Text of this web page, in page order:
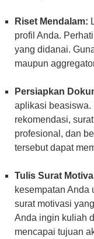
Riset Mendalam:
profil Anda.
yang didanai.
maupun
Persiapkan
aplikasi beasiswa.
rekomendasi,
profesional, dan
tersebut dapat
Tulis Surat
kesempatan Anda
surat motivasi
Anda ingin kuliah
mencapai tujuan